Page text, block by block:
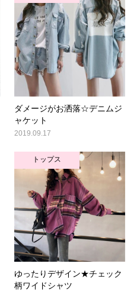
ダメージがお洒落☆デニムジ
ャケット
2019.09.17
トップス
ゆったりデザイン★チェック
柄ワイドシャツ